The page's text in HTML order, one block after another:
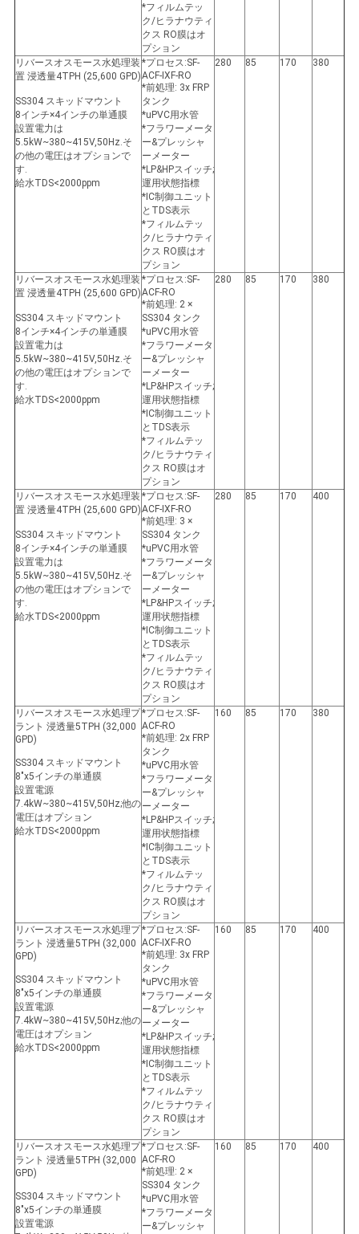
*フィルムテッ
ク/ヒラナウティ
クス RO膜はオ
プション
リバースオスモース水処理装
置 浸透量4TPH (25,600 GPD)
SS304 スキッドマウント
8インチ×4インチの単通膜
設置電力は
5.5kW~380~415V,50Hz.そ
の他の電圧はオプションで
す.
給水TDS<2000ppm
*プロセス:SF-
ACF-IXF-RO
*前処理: 3x FRP
タンク
*uPVC用水管
*フラワーメータ
ー&プレッシャ
ーメーター
*LP&HPスイッチ;
運用状態指標
*IC制御ユニット
とTDS表示
*フィルムテッ
ク/ヒラナウティ
クス RO膜はオ
プション
280 85 170 380
リバースオスモース水処理装
置 浸透量4TPH (25,600 GPD)
SS304 スキッドマウント
8インチ×4インチの単通膜
設置電力は
5.5kW~380~415V,50Hz.そ
の他の電圧はオプションで
す.
給水TDS<2000ppm
*プロセス:SF-
ACF-RO
*前処理: 2 ×
SS304 タンク
*uPVC用水管
*フラワーメータ
ー&プレッシャ
ーメーター
*LP&HPスイッチ;
運用状態指標
*IC制御ユニット
とTDS表示
*フィルムテッ
ク/ヒラナウティ
クス RO膜はオ
プション
280 85 170 380
リバースオスモース水処理装
置 浸透量4TPH (25,600 GPD)
SS304 スキッドマウント
8インチ×4インチの単通膜
設置電力は
5.5kW~380~415V,50Hz.そ
の他の電圧はオプションで
す.
給水TDS<2000ppm
*プロセス:SF-
ACF-IXF-RO
*前処理: 3 ×
SS304 タンク
*uPVC用水管
*フラワーメータ
ー&プレッシャ
ーメーター
*LP&HPスイッチ;
運用状態指標
*IC制御ユニット
とTDS表示
*フィルムテッ
ク/ヒラナウティ
クス RO膜はオ
プション
280 85 170 400
リバースオスモース水処理プ
ラント 浸透量5TPH (32,000
GPD)
SS304 スキッドマウント
8"x5インチの単通膜
設置電源
7.4kW~380~415V,50Hz;他の
電圧はオプション
給水TDS<2000ppm
*プロセス:SF-
ACF-RO
*前処理: 2x FRP
タンク
*uPVC用水管
*フラワーメータ
ー&プレッシャ
ーメーター
*LP&HPスイッチ;
運用状態指標
*IC制御ユニット
とTDS表示
*フィルムテッ
ク/ヒラナウティ
クス RO膜はオ
プション
160 85 170 380
リバースオスモース水処理プ
ラント 浸透量5TPH (32,000
GPD)
SS304 スキッドマウント
8"x5インチの単通膜
設置電源
7.4kW~380~415V,50Hz;他の
電圧はオプション
給水TDS<2000ppm
*プロセス:SF-
ACF-IXF-RO
*前処理: 3x FRP
タンク
*uPVC用水管
*フラワーメータ
ー&プレッシャ
ーメーター
*LP&HPスイッチ;
運用状態指標
*IC制御ユニット
とTDS表示
*フィルムテッ
ク/ヒラナウティ
クス RO膜はオ
プション
160 85 170 400
リバースオスモース水処理プ
ラント 浸透量5TPH (32,000
GPD)
SS304 スキッドマウント
8"x5インチの単通膜
設置電源
*プロセス:SF-
ACF-RO
*前処理: 2 ×
SS304 タンク
*uPVC用水管
*フラワーメータ
ー&プレッシャ
160 85 170 400